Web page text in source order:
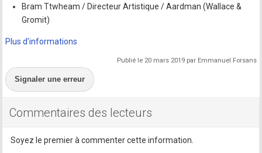
Bram Ttwheam / Directeur Artistique / Aardman (Wallace &
Gromit)
Plus d'informations
Publié le 20 mars 2019 par Emmanuel Forsans
Signaler une erreur
Commentaires des lecteurs
Soyez le premier à commenter cette information.